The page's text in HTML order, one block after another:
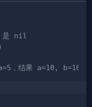
是 nil
，结果 a=10, b=10（